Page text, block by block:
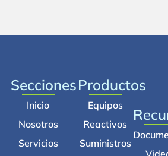
Secciones
Inicio
Nosotros
Servicios
Productos
Equipos
Reactivos
Suministros